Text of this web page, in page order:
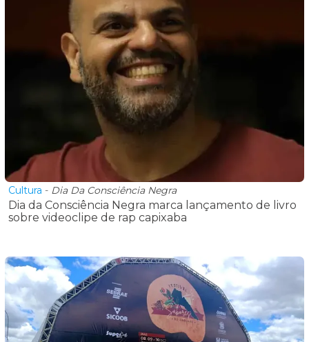
Cultura - Dia Da Consciência Negra
Dia da Consciência Negra marca lançamento de livro
sobre videoclipe de rap capixaba